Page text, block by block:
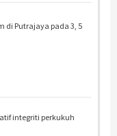
di Putrajaya pada 3, 5
integriti perkukuh